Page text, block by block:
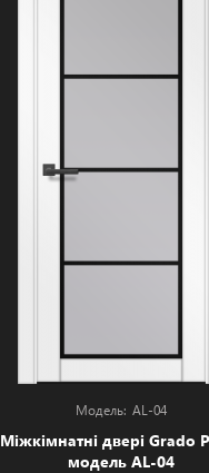
AL-04
Міжкімнатні двері Grado
модель AL-04